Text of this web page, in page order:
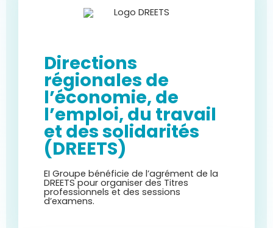
Directions
régionales de
l’économie, de
l’emploi, du travail
et des solidarités
(DREETS)
EI Groupe bénéficie de l’agrément de la
DREETS pour organiser des Titres
professionnels et des sessions
d’examens.